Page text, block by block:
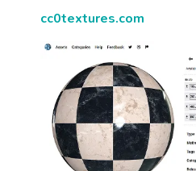
cc0textures.com